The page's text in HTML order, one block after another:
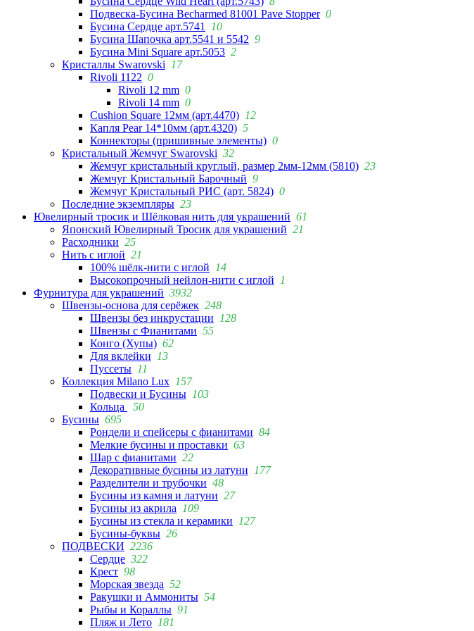
Подвеска-Бусина Becharmed 81001 Pave Stopper 0
Бусина Сердце арт.5741
10
Бусина Шапочка арт.5541 и 5542 9
Бусина Mini Square арт.5053 2
Кристаллы Swarovski
17
Rivoli 1122 0
Rivoli 12 mm 0
Rivoli 14 mm 0
Cushion Square 12мм (арт.4470) 12
Капля Pear 14*10мм (арт.4320) 5
Коннекторы (пришивные элементы) 0
Кристальный Жемчуг Swarovski 32
Жемчуг кристальный круглый, размер 2мм-12мм (5810) 23
Жемчуг Кристальный Барочный 9
Жемчуг Кристальный РИС (арт. 5824) 0
Последние экземпляры 23
Ювелирный тросик и Шёлковая нить для украшений 61
Японский Ювелирный Тросик для украшений 21
Расходники 25
Нить с иглой 21
100% шёлк-нити с иглой
14
Высокопрочный нейлон-нити с иглой
1
Фурнитура для украшений 3932
Швензы-основа для серёжек 248
Швензы без инкрустации
128
Швензы с Фианитами 55
Конго (Хупы) 62
Для вклейки
13
Пуссеты 11
Коллекция Milano Lux 157
Подвески и Бусины 103
Кольца
50
Бусины 695
Рондели и спейсеры с фианитами 84
Мелкие бусины и проставки 63
Шар с фианитами 22
Декоративные бусины из латуни
177
Разделители и трубочки 48
Бусины из камня и латуни 27
Бусины из акрила
109
Бусины из стекла и керамики
127
Бусины-буквы 26
ПОДВЕСКИ 2236
Сердце 322
Крест 98
Морская звезда 52
Ракушки и Аммониты 54
Рыбы и Кораллы 91
Пляж и Лето 181